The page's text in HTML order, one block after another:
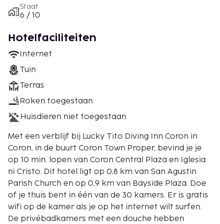
Staat
6 / 10
Hotelfaciliteiten
Internet
Tuin
Terras
Roken toegestaan
Huisdieren niet toegestaan
Met een verblijf bij Lucky Tito Diving Inn Coron in
Coron, in de buurt Coron Town Proper, bevind je je
op 10 min. lopen van Coron Central Plaza en Iglesia
ni Cristo. Dit hotel ligt op 0,8 km van San Agustin
Parish Church en op 0,9 km van Bayside Plaza. Doe
of je thuis bent in één van de 30 kamers. Er is gratis
wifi op de kamer als je op het internet wilt surfen.
De privébadkamers met een douche hebben